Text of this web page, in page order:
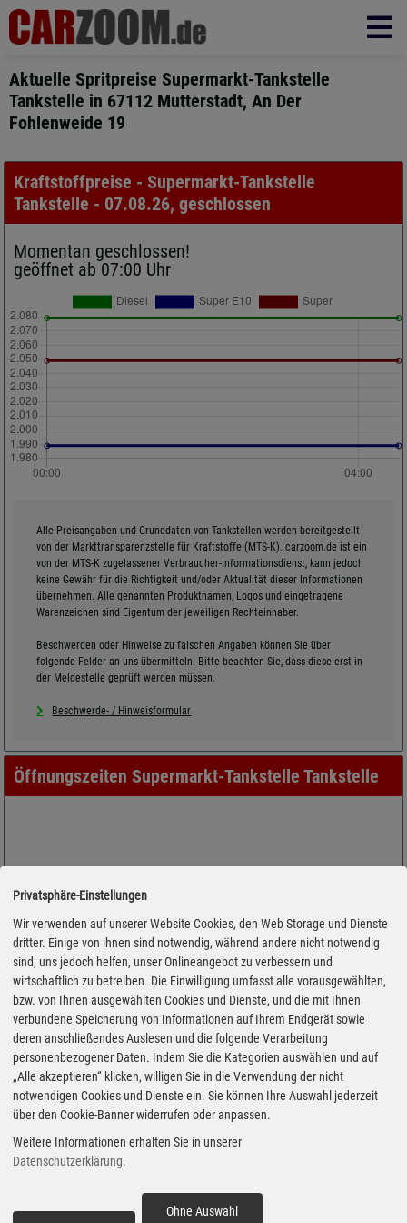
Aktuelle Spritpreise Supermarkt-Tankstelle
Tankstelle in 67112 Mutterstadt, An Der
Fohlenweide 19
Kraftstoffpreise - Supermarkt-Tankstelle
Tankstelle - 07.08.26, geschlossen
Momentan geschlossen!
geöffnet ab 07:00 Uhr
Alle Preisangaben und Grunddaten von Tankstellen werden bereitgestellt
von der Markttransparenzstelle für Kraftstoffe (MTS-K). carzoom.de ist ein
von der MTS-K zugelassener Verbraucher-Informationsdienst, kann jedoch
keine Gewähr für die Richtigkeit und/oder Aktualität dieser Informationen
übernehmen. Alle genannten Produktnamen, Logos und eingetragene
Warenzeichen sind Eigentum der jeweiligen Rechteinhaber.
Beschwerden oder Hinweise zu falschen Angaben können Sie über
folgende Felder an uns übermitteln. Bitte beachten Sie, dass diese erst in
der Meldestelle geprüft werden müssen.
Beschwerde- / Hinweisformular
Öffnungszeiten Supermarkt-Tankstelle Tankstelle
Adresse
An Der Fohlenweide 19
Privatsphäre-Einstellungen
Wir verwenden auf unserer Website Cookies, den Web Storage und Dienste
dritter. Einige von ihnen sind notwendig, während andere nicht notwendig
sind, uns jedoch helfen, unser Onlineangebot zu verbessern und
wirtschaftlich zu betreiben. Die Einwilligung umfasst alle vorausgewählten,
bzw. von Ihnen ausgewählten Cookies und Dienste, und die mit Ihnen
verbundene Speicherung von Informationen auf Ihrem Endgerät sowie
deren anschließendes Auslesen und die folgende Verarbeitung
personenbezogener Daten. Indem Sie die Kategorien auswählen und auf
„Alle akzeptieren“ klicken, willigen Sie in die Verwendung der nicht
notwendigen Cookies und Dienste ein. Sie können Ihre Auswahl jederzeit
über den Cookie-Banner widerrufen oder anpassen.
Weitere Informationen erhalten Sie in unserer
Datenschutzerklärung.
Ohne Auswahl